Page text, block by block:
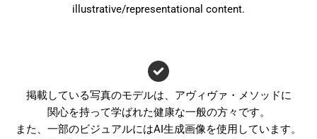
illustrative/representational content.
掲載している写真のモデルは、アヴィヴァ・メソッドに
関心を持って学ばれた健康な一般の方々です。
また、一部のビジュアルにはAI生成画像を使用しています。